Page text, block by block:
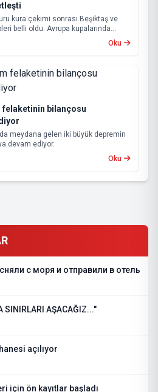
kura çekimi sonrası Beşiktaş ve
belli oldu. Avrupa kupalarında
ve Trabzonspor, grup aşamasına
karşı karşıya gelecek.
Oku
felaketinin bilançosu
meydana gelen iki büyük depremin
devam ediyor.
Oku
с моря и отправили в отель
SINIRLARI AŞACAĞIZ..."
açılıyor
için ön kayıtlar başladı